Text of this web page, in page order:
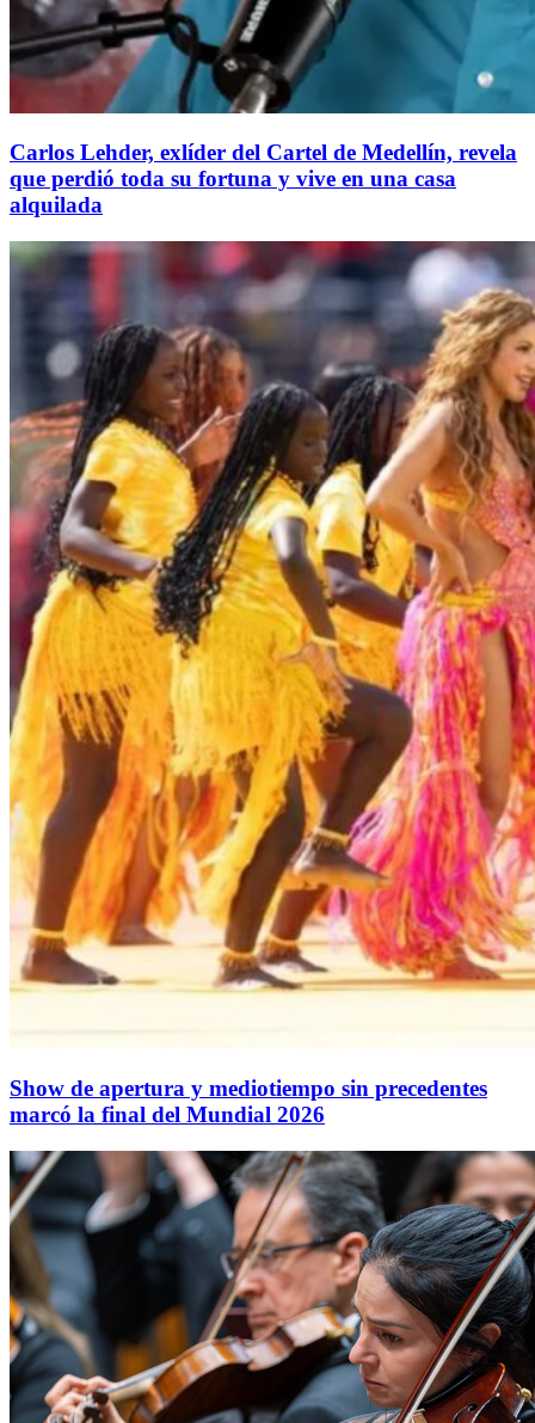
Carlos Lehder, exlíder del Cartel de Medellín, revela
que perdió toda su fortuna y vive en una casa
alquilada
Show de apertura y mediotiempo sin precedentes
marcó la final del Mundial 2026